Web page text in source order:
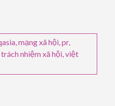
,mạng xã hội,pr,
trách nhiệm xã hội,việt